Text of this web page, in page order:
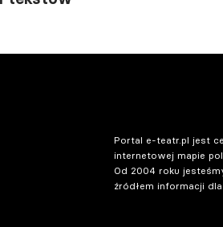
Portal e-teatr.pl jest
internetowej mapie
Od 2004 roku
źródłem informacji